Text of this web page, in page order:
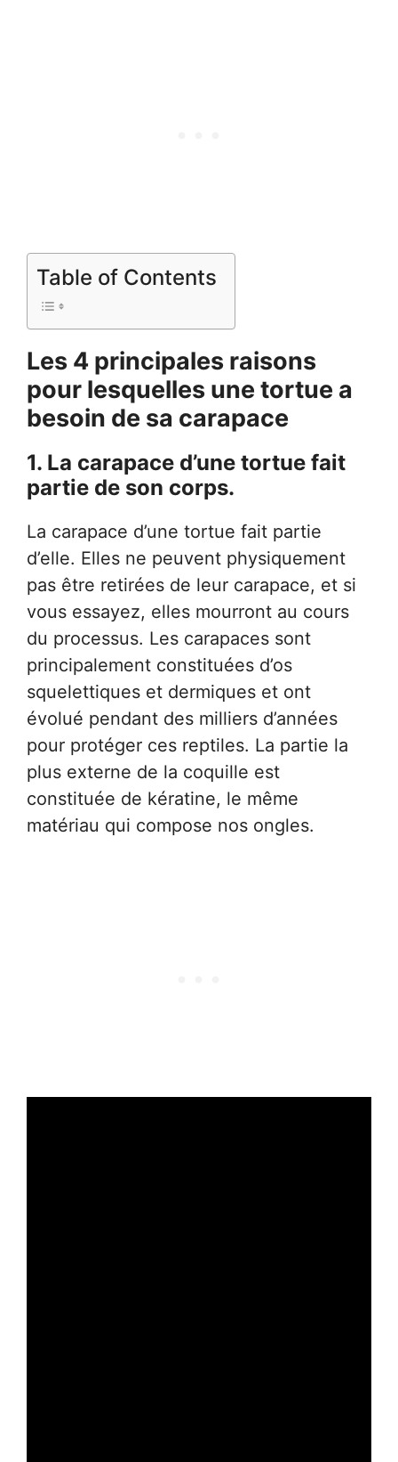
Table of Contents
Les 4 principales raisons
pour lesquelles une tortue a
besoin de sa carapace
1. La carapace d’une tortue fait
partie de son corps.
La carapace d’une tortue fait partie
d’elle. Elles ne peuvent physiquement
pas être retirées de leur carapace, et si
vous essayez, elles mourront au cours
du processus. Les carapaces sont
principalement constituées d’os
squelettiques et dermiques et ont
évolué pendant des milliers d’années
pour protéger ces reptiles. La partie la
plus externe de la coquille est
constituée de kératine, le même
matériau qui compose nos ongles.